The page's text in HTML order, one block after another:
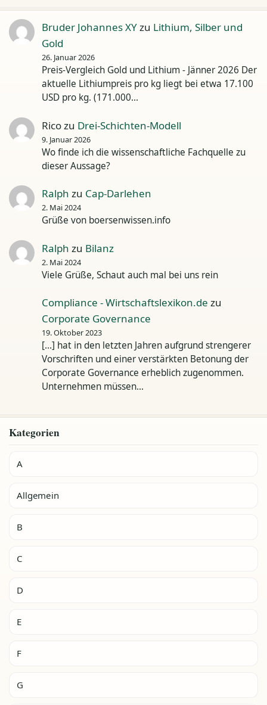
Bruder Johannes XYzu Lithium, Silber und
Gold
26. Januar 2026
Preis-Vergleich Gold und Lithium - Jänner 2026 Der
aktuelle Lithiumpreis pro kg liegt bei etwa 17.100
USD pro kg. (171.000…
Ricozu Drei-Schichten-Modell
9. Januar 2026
Wo finde ich die wissenschaftliche Fachquelle zu
dieser Aussage?
Ralph zu Cap-Darlehen
2. Mai 2024
Grüße von boersenwissen.info
Ralph zu Bilanz
2. Mai 2024
Viele Grüße, Schaut auch mal bei uns rein
Compliance - Wirtschaftslexikon.de zu
Corporate Governance
19. Oktober 2023
[…] hat in den letzten Jahren aufgrund strengerer
Vorschriften und einer verstärkten Betonung der
Corporate Governance erheblich zugenommen.
Unternehmen müssen…
Kategorien
A
Allgemein
B
C
D
E
F
G